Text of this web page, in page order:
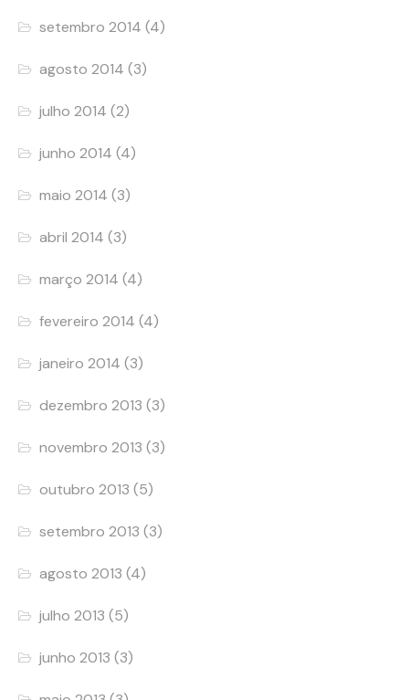
setembro 2014 (4)
agosto 2014 (3)
julho 2014 (2)
junho 2014 (4)
maio 2014 (3)
abril 2014 (3)
março 2014 (4)
fevereiro 2014 (4)
janeiro 2014 (3)
dezembro 2013 (3)
novembro 2013 (3)
outubro 2013 (5)
setembro 2013 (3)
agosto 2013 (4)
julho 2013 (5)
junho 2013 (3)